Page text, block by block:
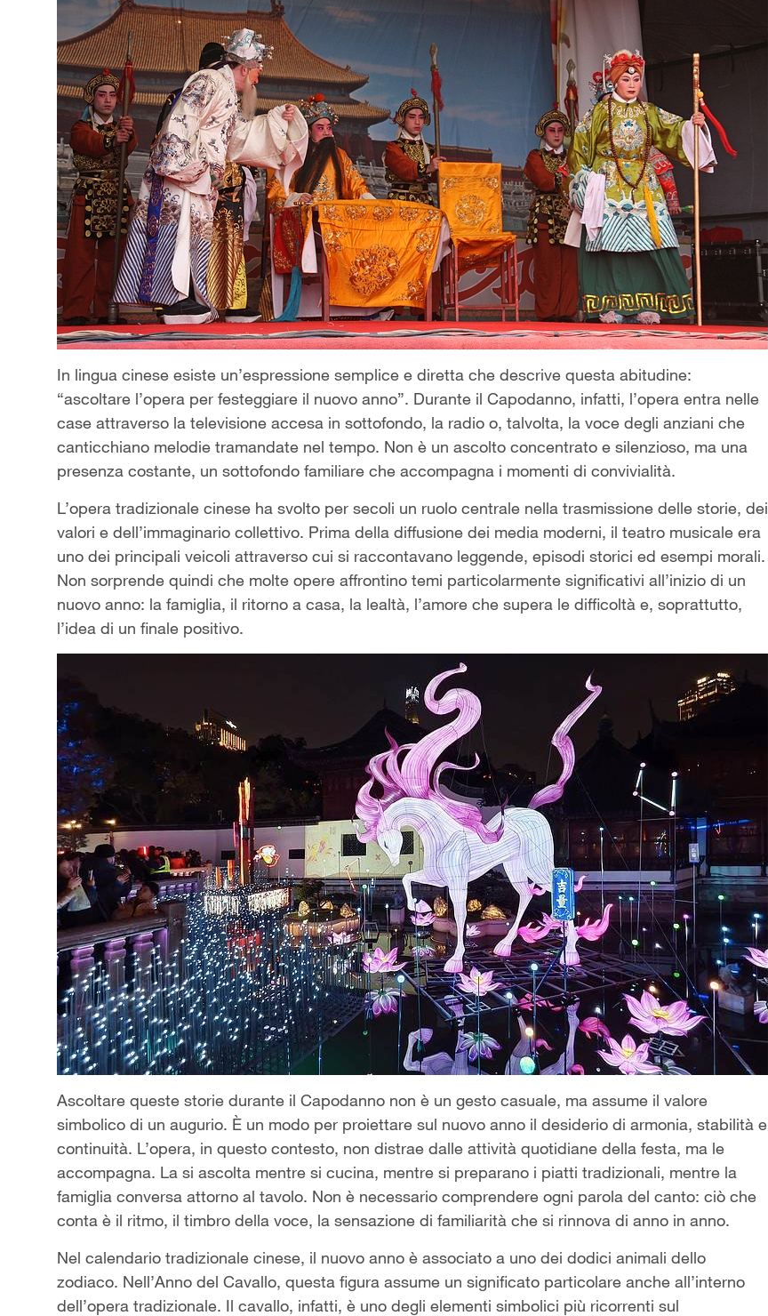
In lingua cinese esiste un’espressione semplice e diretta che descrive questa abitudine:
“ascoltare l’opera per festeggiare il nuovo anno”. Durante il Capodanno, infatti, l’opera entra nelle
case attraverso la televisione accesa in sottofondo, la radio o, talvolta, la voce degli anziani che
canticchiano melodie tramandate nel tempo. Non è un ascolto concentrato e silenzioso, ma una
presenza costante, un sottofondo familiare che accompagna i momenti di convivialità.
L’opera tradizionale cinese ha svolto per secoli un ruolo centrale nella trasmissione delle storie, dei
valori e dell’immaginario collettivo. Prima della diffusione dei media moderni, il teatro musicale era
uno dei principali veicoli attraverso cui si raccontavano leggende, episodi storici ed esempi morali.
Non sorprende quindi che molte opere affrontino temi particolarmente significativi all’inizio di un
nuovo anno: la famiglia, il ritorno a casa, la lealtà, l’amore che supera le difficoltà e, soprattutto,
l’idea di un finale positivo.
Ascoltare queste storie durante il Capodanno non è un gesto casuale, ma assume il valore
simbolico di un augurio. È un modo per proiettare sul nuovo anno il desiderio di armonia, stabilità e
continuità. L’opera, in questo contesto, non distrae dalle attività quotidiane della festa, ma le
accompagna. La si ascolta mentre si cucina, mentre si preparano i piatti tradizionali, mentre la
famiglia conversa attorno al tavolo. Non è necessario comprendere ogni parola del canto: ciò che
conta è il ritmo, il timbro della voce, la sensazione di familiarità che si rinnova di anno in anno.
Nel calendario tradizionale cinese, il nuovo anno è associato a uno dei dodici animali dello
zodiaco. Nell’Anno del Cavallo, questa figura assume un significato particolare anche all’interno
dell’opera tradizionale. Il cavallo, infatti, è uno degli elementi simbolici più ricorrenti sul